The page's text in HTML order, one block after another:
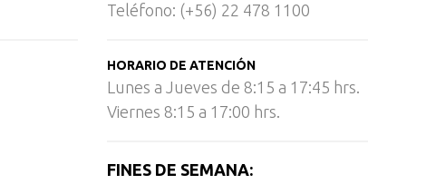
Teléfono: (+56) 22 478 1100
HORARIO DE ATENCIÓN
Lunes a Jueves de 8:15 a 17:45 hrs.
Viernes 8:15 a 17:00 hrs.
FINES DE SEMANA: